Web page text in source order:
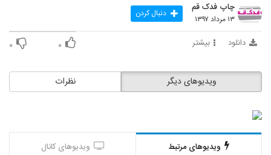
چاپ فدک قم
۱۳ مرداد ۱۳۹۷ دنبال کردن
دانلود بیشتر ۰ ۰
نظرات ویدیوهای دیگر
ویدیوهای مرتبط ویدیوهای کانال